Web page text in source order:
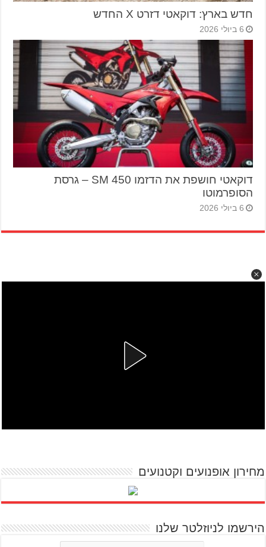
חדש בארץ: דוקאטי דזרט X החדש
6 ביולי 2026
דוקאטי חושפת את הדזמו 450 SM – גרסת
הסופרמוטו
6 ביולי 2026
מחירון אופנועים וקטנועים
הירשמו לניוזלטר שלנו